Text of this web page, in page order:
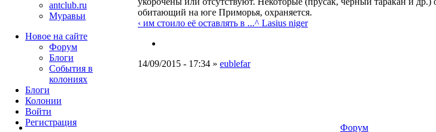
обитающий на юге Приморья, охраняется.
‹ им стоило её оставлять в ...^ Lasius niger
14/09/2015 - 17:34 » eublefar
antclub.ru
Муравьи
Новое на сайте
Форум
Блоги
События в
колониях
Блоги
Колонии
Войти
Peгиcтpaция
Форум